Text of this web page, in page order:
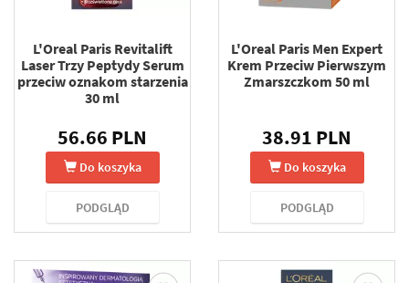
L'Oreal Paris Revitalift
Laser Trzy Peptydy Serum
przeciw oznakom starzenia
30 ml
56.66 PLN
Do koszyka
PODGLĄD
L'Oreal Paris Men Expert
Krem Przeciw Pierwszym
Zmarszczkom 50 ml
38.91 PLN
Do koszyka
PODGLĄD